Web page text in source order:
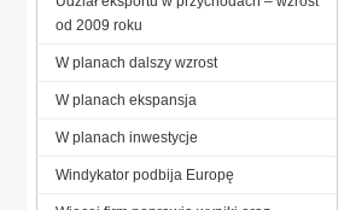
od 2009 roku
W planach dalszy wzrost
W planach ekspansja
W planach inwestycje
Windykator podbija Europę